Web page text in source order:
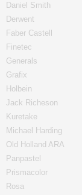
Daniel Smith
Derwent
Faber Castell
Finetec
Generals
Grafix
Holbein
Jack Richeson
Kuretake
Michael Harding
Old Holland ARA
Panpastel
Prismacolor
Rosa